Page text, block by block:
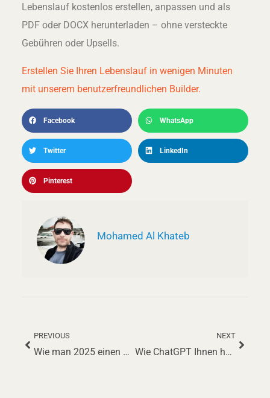
Lebenslauf kostenlos erstellen, anpassen und als
PDF oder DOCX herunterladen – ohne versteckte
Gebühren oder Upsells.
Erstellen Sie Ihren Lebenslauf in wenigen Minuten
mit unserem benutzerfreundlichen Builder.
Facebook WhatsApp
Twitter LinkedIn
Pinterest
Mohamed Al Khateb
Zurück
PREVIOUS
Wie man 2025 einen Überzeugenden Lebenslauf als Anlagenbediener schreibt
NEXT
Wie ChatGPT Ihnen helfen kann, einen erfolgreichen Lebenslauf zu erstellen